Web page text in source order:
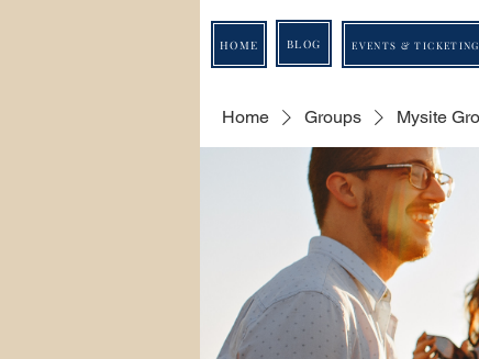
HOME BLOG EVENTS & TICKETING
Home Groups Mysite